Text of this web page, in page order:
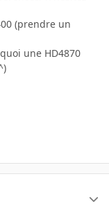
(prendre un
une HD4870